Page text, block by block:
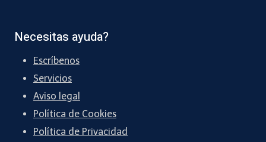
Necesitas ayuda?
Escríbenos
Servicios
Aviso legal
Política de Cookies
Política de Privacidad